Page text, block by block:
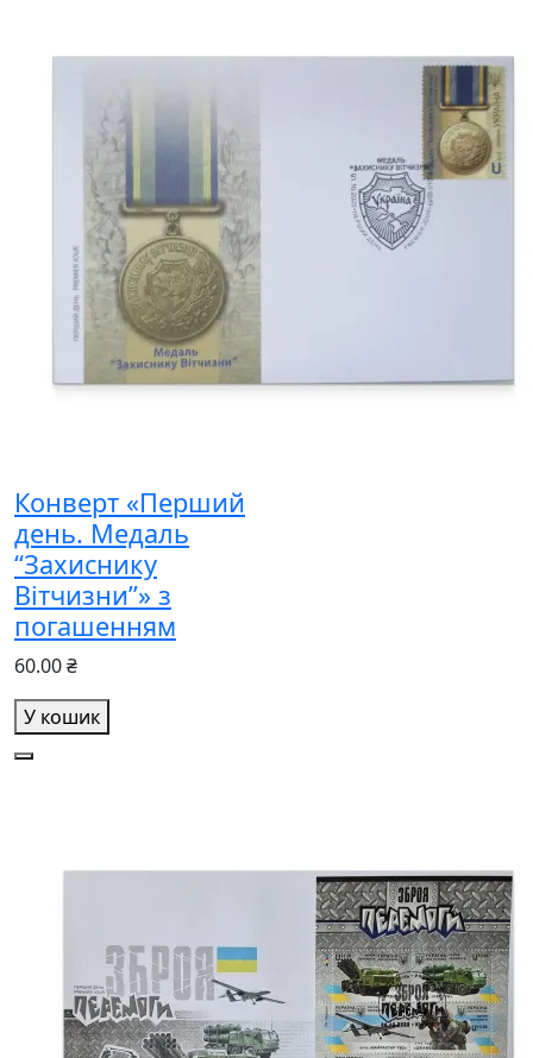
Конверт «Перший
день. Медаль
“Захиснику
Вітчизни”» з
погашенням
60.00 ₴
У кошик